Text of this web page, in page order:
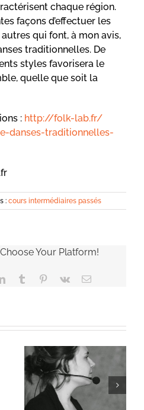
chaque région.
façons d’effectuer les
qui font, à mon avis,
traditionnelles. De
styles favorisera le
quelle que soit la
: http://folk-lab.fr/
danses-traditionnelles-
: cours intermédiaires passés
Your Platform!
LinkedInTumblr Pinterest
Vk Email